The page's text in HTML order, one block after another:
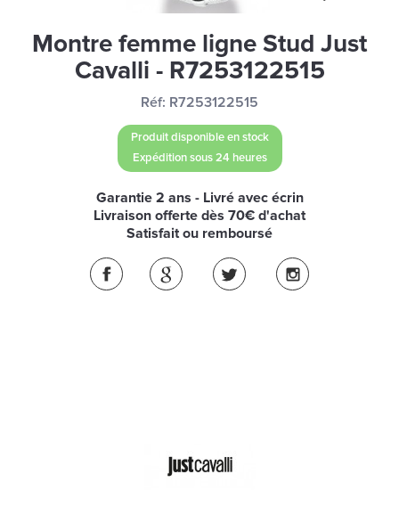
Montre femme ligne Stud Just
Cavalli - R7253122515
Réf: R7253122515
Produit disponible en stock
Expédition sous 24 heures
Garantie 2 ans - Livré avec écrin
Livraison offerte dès 70€ d'achat
Satisfait ou remboursé